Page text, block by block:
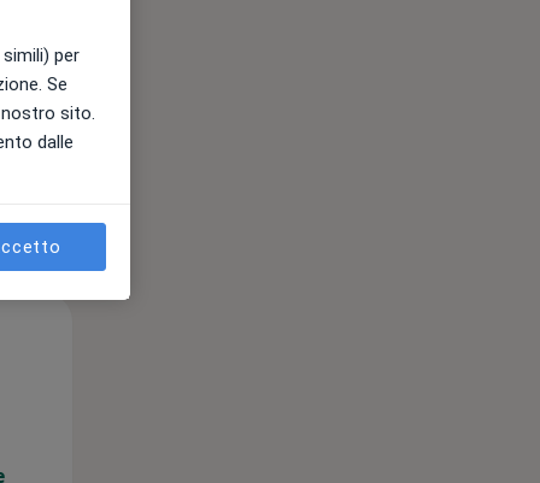
per
Se
sito.
dalle